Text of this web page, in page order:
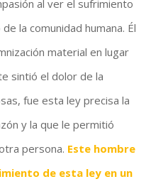
al ver el sufrimiento
la comunidad humana. Él
material en lugar
sintió el dolor de la
fue esta ley precisa la
y la que le permitió
persona. Este hombre
de esta ley en un